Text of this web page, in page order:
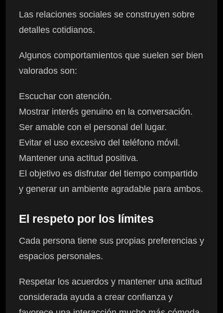
Las relaciones sociales se construyen sobre
detalles cotidianos.
Algunos comportamientos que suelen ser bien
valorados son:
Escuchar con atención.
Mostrar interés genuino en la conversación.
Ser amable con el personal del lugar.
Evitar el uso excesivo del teléfono móvil.
Mantener una actitud positiva.
El objetivo es disfrutar del tiempo compartido
y generar un ambiente agradable para ambos.
El respeto por los límites
Cada persona tiene sus propias preferencias y
espacios personales.
Respetar los acuerdos y mantener una actitud
considerada ayuda a crear confianza y